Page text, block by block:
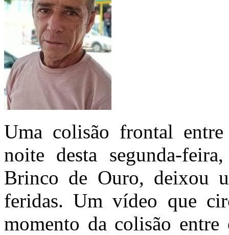
Uma colisão frontal
noite desta segunda-
Brinco de Ouro, deixou
feridas. Um vídeo que
momento da colisão